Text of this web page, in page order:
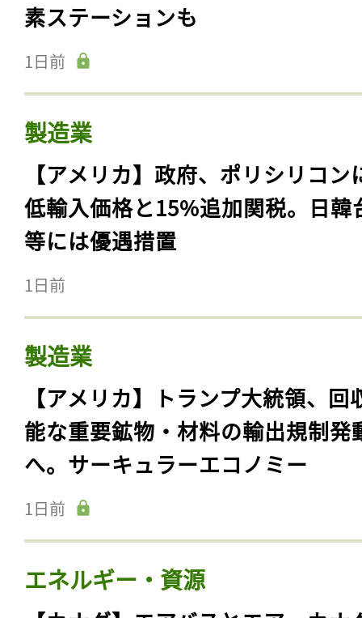
素ステーションも
1日前
製造業
【アメリカ】政府、ポリシリコン
低輸入価格と15%追加関税。日韓
等には優遇措置
1日前
製造業
【アメリカ】トランプ大統領、回
能な重要鉱物・材料の輸出規制発
へ。サーキュラーエコノミー
1日前
エネルギー・資源